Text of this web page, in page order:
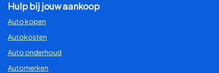
Hulp bij jouw aankoop
Auto kopen
Autokosten
Auto onderhoud
Automerken